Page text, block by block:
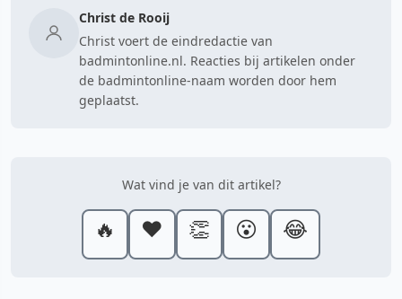
Christ de Rooij
Christ voert de eindredactie van
badmintonline.nl. Reacties bij artikelen onder
de badmintonline-naam worden door hem
geplaatst.
Wat vind je van dit artikel?
🔥 ❤️ 👏 😮 😂